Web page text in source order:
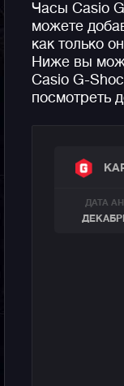
Часы Casio
можете
как только
Ниже вы
Casio G-
посмотреть
ДАТА